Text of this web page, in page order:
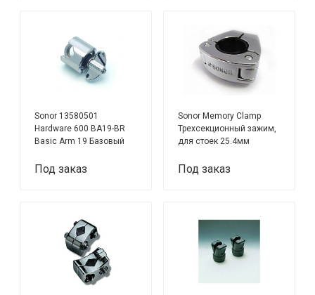
Sonor 13580501
Hardware 600 BA19-BR
Basic Arm 19 Базовый
Под заказ
Sonor Memory Clamp
Трехсекционный зажим,
для стоек 25.4мм
Под заказ